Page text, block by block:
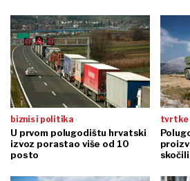
biznis i politika
U prvom polugodištu hrvatski
izvoz porastao više od 10
posto
tvrtke